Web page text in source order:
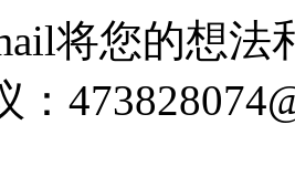
将您的想法
：